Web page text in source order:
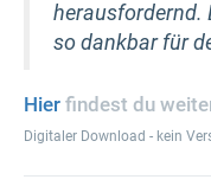
herausfordernd.
so dankbar für
Hier findest du
Digitaler Download - kein